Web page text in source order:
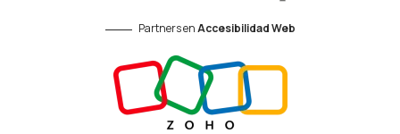
Partners enAccesibilidad Web